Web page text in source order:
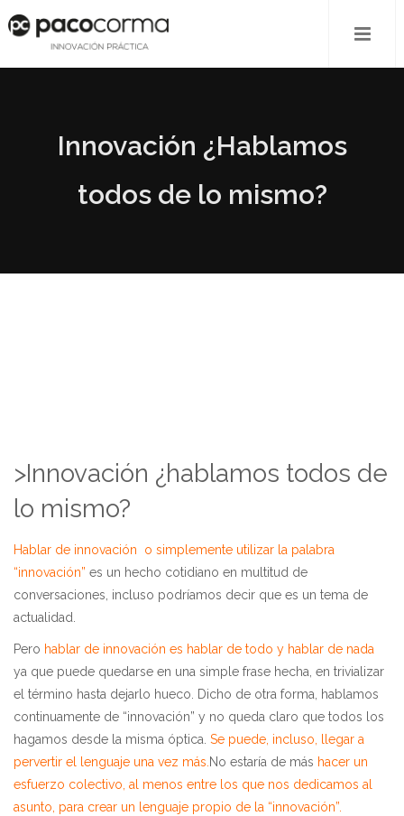
Innovación ¿Hablamos
todos de lo mismo?
>Innovación ¿hablamos todos de
lo mismo?
Hablar de innovación o simplemente utilizar la palabra
“innovación” es un hecho cotidiano en multitud de
conversaciones, incluso podríamos decir que es un tema de
actualidad.
Pero hablar de innovación es hablar de todo y hablar de nada
ya que puede quedarse en una simple frase hecha, en trivializar
el término hasta dejarlo hueco. Dicho de otra forma, hablamos
continuamente de “innovación” y no queda claro que todos los
hagamos desde la misma óptica. Se puede, incluso, llegar a
pervertir el lenguaje una vez más.No estaría de más hacer un
esfuerzo colectivo, al menos entre los que nos dedicamos al
asunto, para crear un lenguaje propio de la “innovación”.